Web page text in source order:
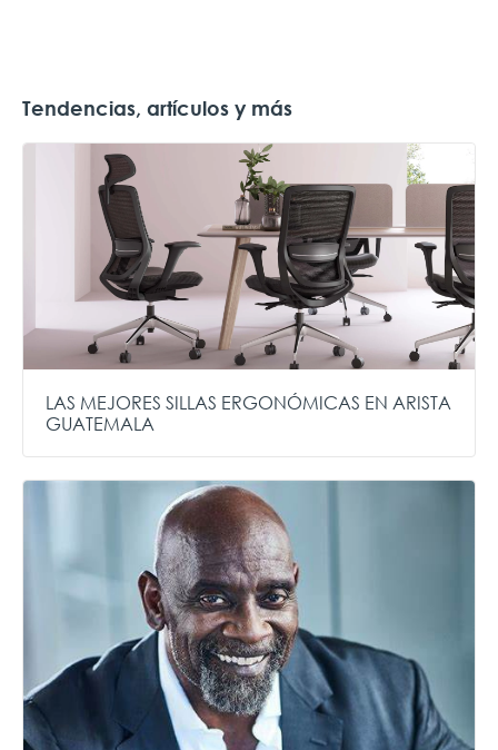
Tendencias, artículos y más
LAS MEJORES SILLAS ERGONÓMICAS EN ARISTA
GUATEMALA